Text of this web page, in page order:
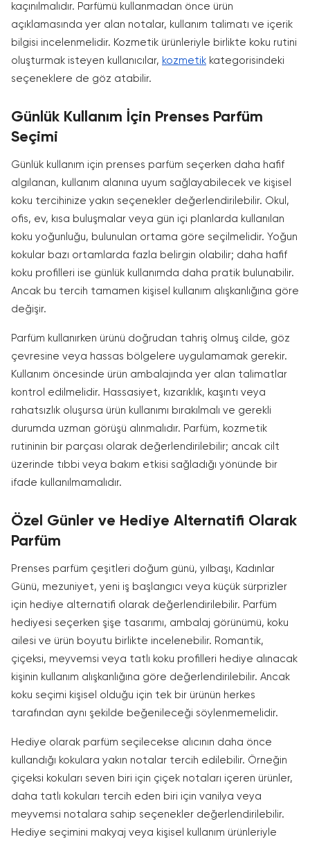
kaçınılmalıdır. Parfümü kullanmadan önce ürün
açıklamasında yer alan notalar, kullanım talimatı ve içerik
bilgisi incelenmelidir. Kozmetik ürünleriyle birlikte koku rutini
oluşturmak isteyen kullanıcılar, kozmetik kategorisindeki
seçeneklere de göz atabilir.
Günlük Kullanım İçin Prenses Parfüm
Seçimi
Günlük kullanım için prenses parfüm seçerken daha hafif
algılanan, kullanım alanına uyum sağlayabilecek ve kişisel
koku tercihinize yakın seçenekler değerlendirilebilir. Okul,
ofis, ev, kısa buluşmalar veya gün içi planlarda kullanılan
koku yoğunluğu, bulunulan ortama göre seçilmelidir. Yoğun
kokular bazı ortamlarda fazla belirgin olabilir; daha hafif
koku profilleri ise günlük kullanımda daha pratik bulunabilir.
Ancak bu tercih tamamen kişisel kullanım alışkanlığına göre
değişir.
Parfüm kullanırken ürünü doğrudan tahriş olmuş cilde, göz
çevresine veya hassas bölgelere uygulamamak gerekir.
Kullanım öncesinde ürün ambalajında yer alan talimatlar
kontrol edilmelidir. Hassasiyet, kızarıklık, kaşıntı veya
rahatsızlık oluşursa ürün kullanımı bırakılmalı ve gerekli
durumda uzman görüşü alınmalıdır. Parfüm, kozmetik
rutininin bir parçası olarak değerlendirilebilir; ancak cilt
üzerinde tıbbi veya bakım etkisi sağladığı yönünde bir
ifade kullanılmamalıdır.
Özel Günler ve Hediye Alternatifi Olarak
Parfüm
Prenses parfüm çeşitleri doğum günü, yılbaşı, Kadınlar
Günü, mezuniyet, yeni iş başlangıcı veya küçük sürprizler
için hediye alternatifi olarak değerlendirilebilir. Parfüm
hediyesi seçerken şişe tasarımı, ambalaj görünümü, koku
ailesi ve ürün boyutu birlikte incelenebilir. Romantik,
çiçeksi, meyvemsi veya tatlı koku profilleri hediye alınacak
kişinin kullanım alışkanlığına göre değerlendirilebilir. Ancak
koku seçimi kişisel olduğu için tek bir ürünün herkes
tarafından aynı şekilde beğenileceği söylenmemelidir.
Hediye olarak parfüm seçilecekse alıcının daha önce
kullandığı kokulara yakın notalar tercih edilebilir. Örneğin
çiçeksi kokuları seven biri için çiçek notaları içeren ürünler,
daha tatlı kokuları tercih eden biri için vanilya veya
meyvemsi notalara sahip seçenekler değerlendirilebilir.
Hediye seçimini makyaj veya kişisel kullanım ürünleriyle